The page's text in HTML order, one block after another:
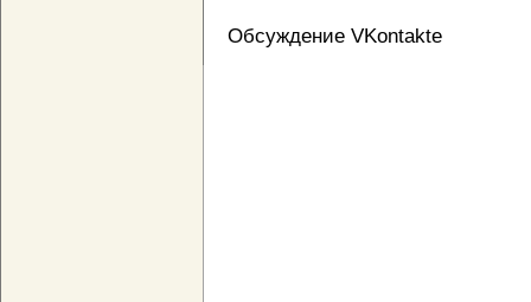
Обсуждение VKontakte